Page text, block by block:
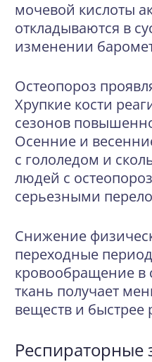
мочевой кислоты
откладываются в
изменении
Остеопороз
Хрупкие кости
сезонов
Осенние и
с гололедом и
людей с
серьезными
Снижение
переходные
кровообращение в
ткань получает
веществ и быстрее
Респираторные